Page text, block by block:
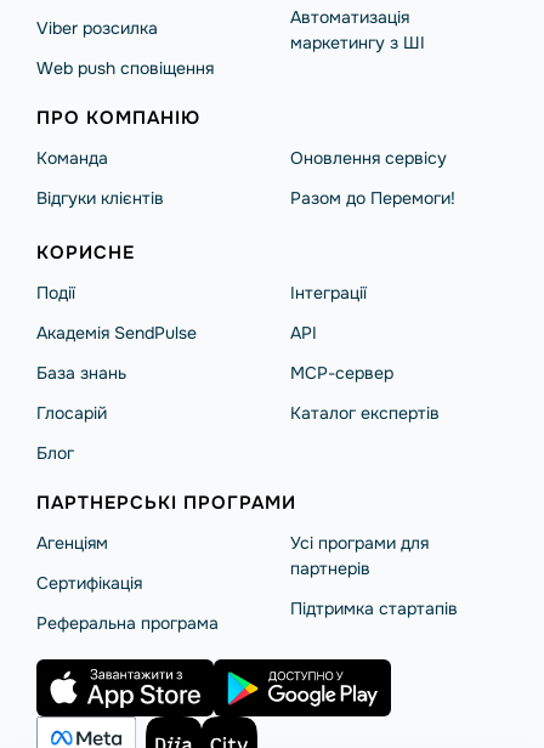
Viber розсилка
Web push сповіщення
Автоматизація
маркетингу з ШІ
ПРО КОМПАНІЮ
Команда
Відгуки клієнтів
Оновлення сервісу
Разом до Перемоги!
КОРИСНЕ
Події
Академія SendPulse
База знань
Глосарій
Блог
Інтеграції
API
MCP-сервер
Каталог експертів
ПАРТНЕРСЬКІ ПРОГРАМИ
Агенціям
Сертифікація
Реферальна програма
Усі програми для
партнерів
Підтримка стартапів